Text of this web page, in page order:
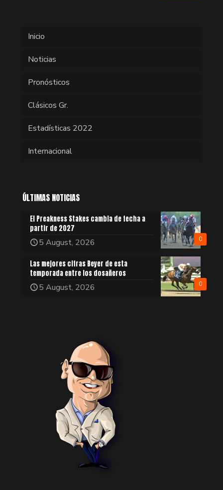
Inicio
Noticias
Pronósticos
Clásicos Gr.
Estadísticas 2022
Internacional
ÚLTIMAS NOTICIAS
0
El Preakness Stakes cambia de fecha a
partir de 2027
5 August, 2026
0
Las mejores cifras Beyer de esta
temporada entre los dosañeros
5 August, 2026